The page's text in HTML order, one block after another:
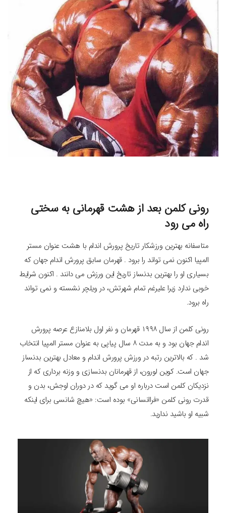
رونی کلمن بعد از هشت قهرمانی به سختی
راه می رود
متاسفانه بهترین ورزشکار تاریخ پرورش اندام با هشت عنوان مستر
المپیا اکنون نمی تواند را برود . قهرمان سابق پرورش اندام جهان که
بسیاری او را بهترین بدنساز تاریخ این ورزش می دانند . اکنون شرایط
خوبی ندارد زیرا علیرغم تمام شهرتش، در ویلچر نشسته و نمی تواند
راه برود.
رونی کلمن از سال ۱۹۹۸ قهرمان و نفر اول بلامنازع عرصه پرورش
اندام جهان بود و به مدت ۸ سال پیاپی به عنوان مستر المپیا انتخاب
شد . که بالاترین رتبه در ورزش پرورش اندام و معادل بهترین بدنساز
جهان است. کوین لورون، از قهرمانان بدنسازی و وزنه برداری که از
نزدیکان کلمن است درباره او می گوید که در دوران اوجش، بدن و
قدرت رونی کلمن «فراانسانی» بوده است: «هیچ شانسی برای اینکه
شبیه او باشید ندارید.